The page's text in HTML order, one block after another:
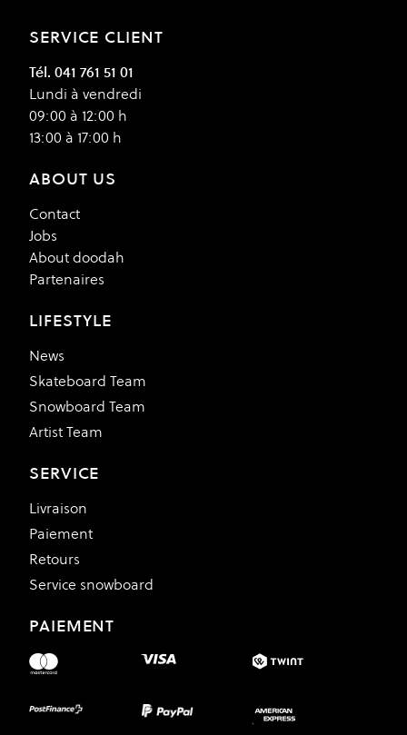
SERVICE CLIENT
Tél. 041 761 51 01
Lundi à vendredi
09:00 à 12:00 h
13:00 à 17:00 h
ABOUT US
Contact
Jobs
About doodah
Partenaires
LIFESTYLE
News
Skateboard Team
Snowboard Team
Artist Team
SERVICE
Livraison
Paiement
Retours
Service snowboard
PAIEMENT